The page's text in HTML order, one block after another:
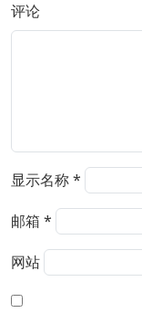
评论
显示名称*
邮箱 *
网站